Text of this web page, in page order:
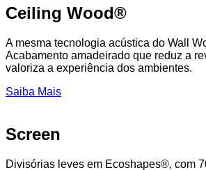
Ceiling Wood®
A mesma tecnologia acústica do Wall
Acabamento amadeirado que reduz a
valoriza a experiência dos ambientes.
Saiba Mais
Screen
Divisórias leves em Ecoshapes®, com